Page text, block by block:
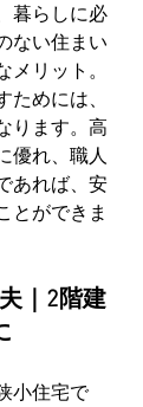
暮らしに必
ない住まい
リット。
めには、
ります。高
優れ、職人
あれば、安
とができま
｜2階建
小住宅で